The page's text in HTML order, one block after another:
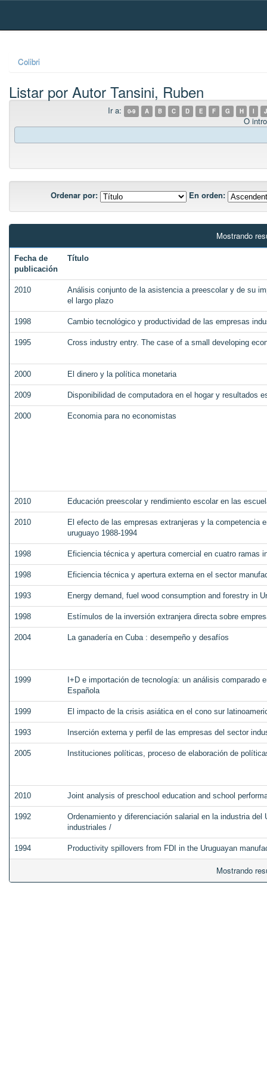
Skip
Colibri
Listar por Autor Tansini, Ruben
Ir a: 0-9 A B C D E F G H I J
O
Ordenar por: En orden:
Mostrando
Fecha de
publicación
Título
2010
Análisis conjunto de la asistencia a preescolar y de su
el largo plazo
1998 Cambio tecnológico y productividad de las empresas
1995 Cross industry entry. The case of a small developing
2000 El dinero y la política monetaria
2009 Disponibilidad de computadora en el hogar y resultados
2000 Economia para no economistas
2010 Educación preescolar y rendimiento escolar en las
2010
El efecto de las empresas extranjeras y la competencia
uruguayo 1988-1994
1998 Eficiencia técnica y apertura comercial en cuatro ramas
1998 Eficiencia técnica y apertura externa en el sector
1993 Energy demand, fuel wood consumption and forestry in
1998 Estímulos de la inversión extranjera directa sobre
2004 La ganadería en Cuba : desempeño y desafíos
1999
I+D e importación de tecnología: un análisis comparado
Española
1999 El impacto de la crisis asiática en el cono sur
1993 Inserción externa y perfil de las empresas del sector
2005 Instituciones políticas, proceso de elaboración de
2010 Joint analysis of preschool education and school
1992
Ordenamiento y diferenciación salarial en la industria
industriales /
1994 Productivity spillovers from FDI in the Uruguayan
Mostrando